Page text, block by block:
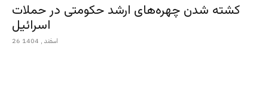
کشته شدن چهره‌های ارشد حکومتی در حملات
اسرائیل
26 اسفند , 1404